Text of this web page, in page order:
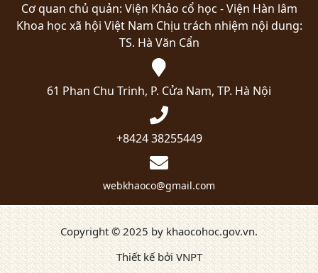
Cơ quan chủ quản: Viện Khảo cổ học - Viện Hàn lâm
Khoa học xã hội Việt Nam Chịu trách nhiệm nội dung:
TS. Hà Văn Cẩn
61 Phan Chu Trinh, P. Cửa Nam, TP. Hà Nội
+8424 38255449
webkhaoco@gmail.com
Copyright © 2025 by khaocohoc.gov.vn.
Thiết kế bởi VNPT